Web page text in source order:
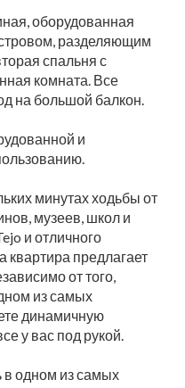
оборудованная
разделяющим
спальня с
комната. Все
на большой балкон.
и
минутах ходьбы от
музеев, школ и
и отличного
квартира предлагает
от того,
из самых
динамичную
у вас под рукой.
в одном из самых